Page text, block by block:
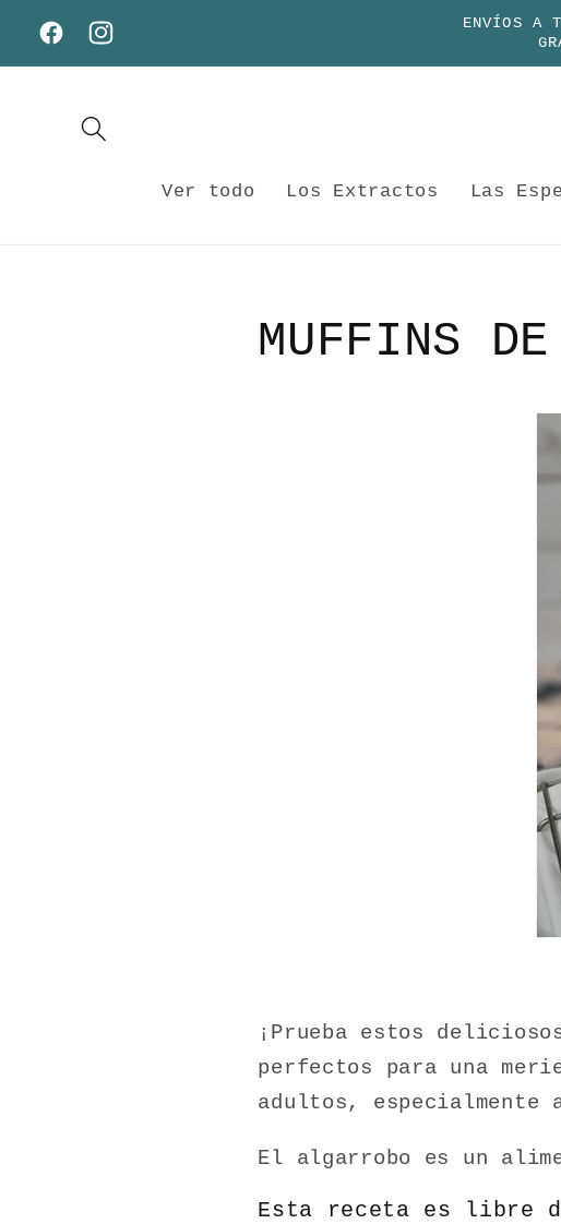
contenido
FacebookInstagram
ENVÍOS A
Ver todo Los Extractos Las
MUFFINS
¡Prueba estos
perfectos para una
adultos,
El algarrobo es un
Esta receta es libre